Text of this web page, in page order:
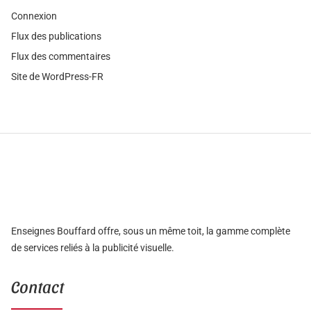
Connexion
Flux des publications
Flux des commentaires
Site de WordPress-FR
Enseignes Bouffard offre, sous un même toit, la gamme complète
de services reliés à la publicité visuelle.
Contact